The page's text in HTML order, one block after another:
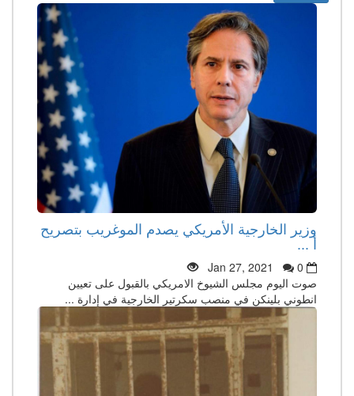
وزير الخارجية الأمريكي يصدم الموغريب بتصريح
أ ...
Jan 27, 2021
0
صوت اليوم مجلس الشيوخ الامريكي بالقبول على تعيين
انطوني بلينكن في منصب سكرتير الخارجية في إدارة ...